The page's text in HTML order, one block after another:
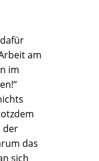
am
im
der
das
sich